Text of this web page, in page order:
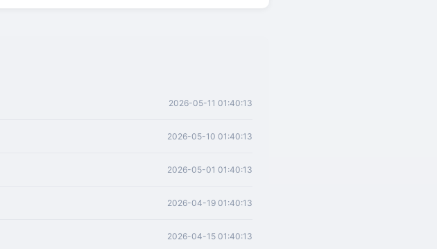
2026-05-11 01:40:13
2026-05-10 01:40:13
2026-05-01 01:40:13
2026-04-19 01:40:13
2026-04-15 01:40:13